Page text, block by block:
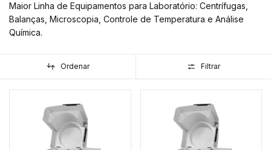
Maior Linha de Equipamentos para Laboratório: Centrífugas,
Balanças, Microscopia, Controle de Temperatura e Análise
Química.
Ordenar Filtrar